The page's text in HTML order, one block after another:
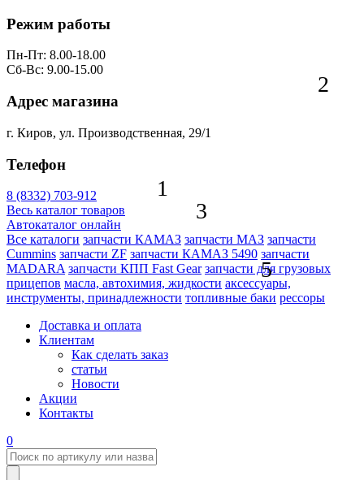
Режим работы
Пн-Пт: 8.00-18.00
Сб-Вс: 9.00-15.00
Адрес магазина
г. Киров, ул. Производственная, 29/1
Телефон
8 (8332) 703-912
Весь каталог товаров
Автокаталог онлайн
Все каталоги запчасти КАМАЗ запчасти МАЗ запчасти
Cummins запчасти ZF запчасти КАМАЗ 5490 запчасти
MADARA запчасти КПП Fast Gear запчасти для грузовых
прицепов масла, автохимия, жидкости аксессуары,
инструменты, принадлежности топливные баки рессоры
Доставка и оплата
Клиентам
Как сделать заказ
статьи
Новости
Акции
Контакты
0
1
2
3
5